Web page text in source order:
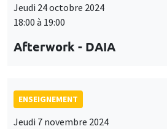
Jeudi 24 octobre 2024
18:00 à 19:00
Afterwork - DAIA
ENSEIGNEMENT
Jeudi 7 novembre 2024